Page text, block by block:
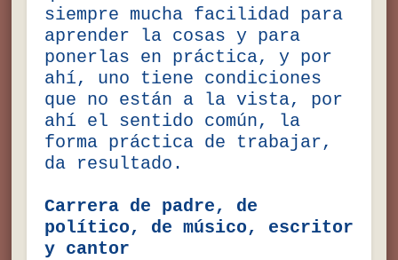
siempre mucha facilidad para
aprender la cosas y para
ponerlas en práctica, y por
ahí, uno tiene condiciones
que no están a la vista, por
ahí el sentido común, la
forma práctica de trabajar,
da resultado.
Carrera de padre, de
político, de músico, escritor
y cantor